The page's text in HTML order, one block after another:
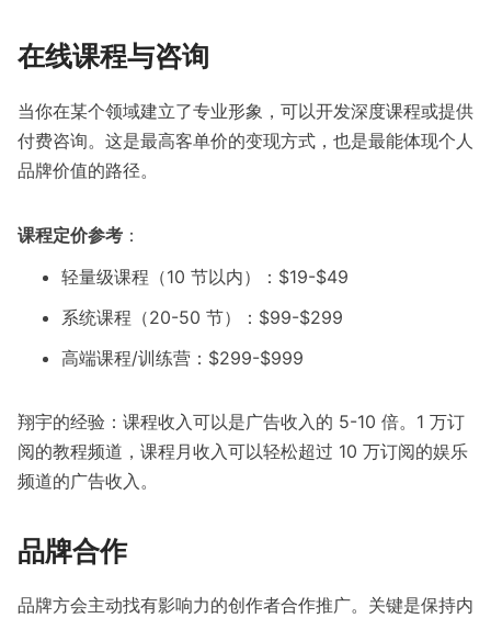
在线课程与咨询
当你在某个领域建立了专业形象，可以开发深度课程或提供
付费咨询。这是最高客单价的变现方式，也是最能体现个人
品牌价值的路径。
课程定价参考 ：
轻量级课程（10 节以内）：$19-$49
系统课程（20-50 节）：$99-$299
高端课程/训练营：$299-$999
翔宇的经验：课程收入可以是广告收入的 5-10 倍。1 万订
阅的教程频道，课程月收入可以轻松超过 10 万订阅的娱乐
频道的广告收入。
品牌合作
品牌方会主动找有影响力的创作者合作推广。关键是保持内